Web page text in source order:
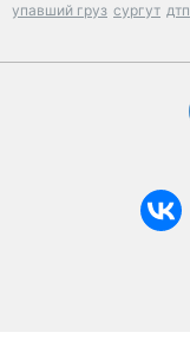
упавший груз сургут дтп